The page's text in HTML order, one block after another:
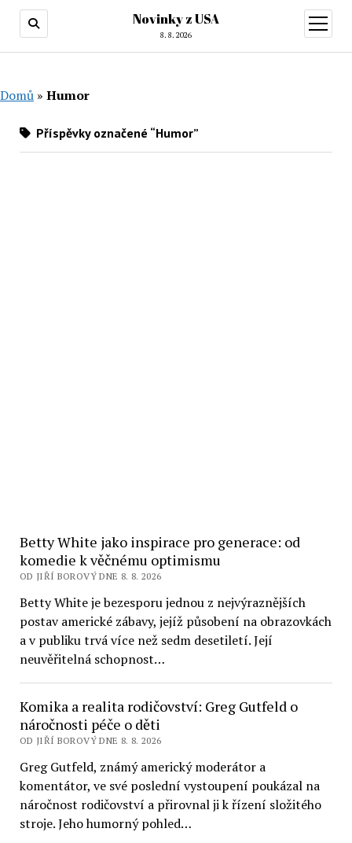
Novinky z USA
8. 8. 2026
otevřít
menu
Domů » Humor
Příspěvky označené “Humor”
Betty White jako inspirace pro generace: od
komedie k věčnému optimismu
OD JIŘÍ BOROVÝ DNE 8. 8. 2026
Betty White je bezesporu jednou z nejvýraznějších
postav americké zábavy, jejíž působení na obrazovkách
a v publiku trvá více než sedm desetiletí. Její
neuvěřitelná schopnost…
Komika a realita rodičovství: Greg Gutfeld o
náročnosti péče o děti
OD JIŘÍ BOROVÝ DNE 8. 8. 2026
Greg Gutfeld, známý americký moderátor a
komentátor, ve své poslední vystoupení poukázal na
náročnost rodičovství a přirovnal ji k řízení složitého
stroje. Jeho humorný pohled…